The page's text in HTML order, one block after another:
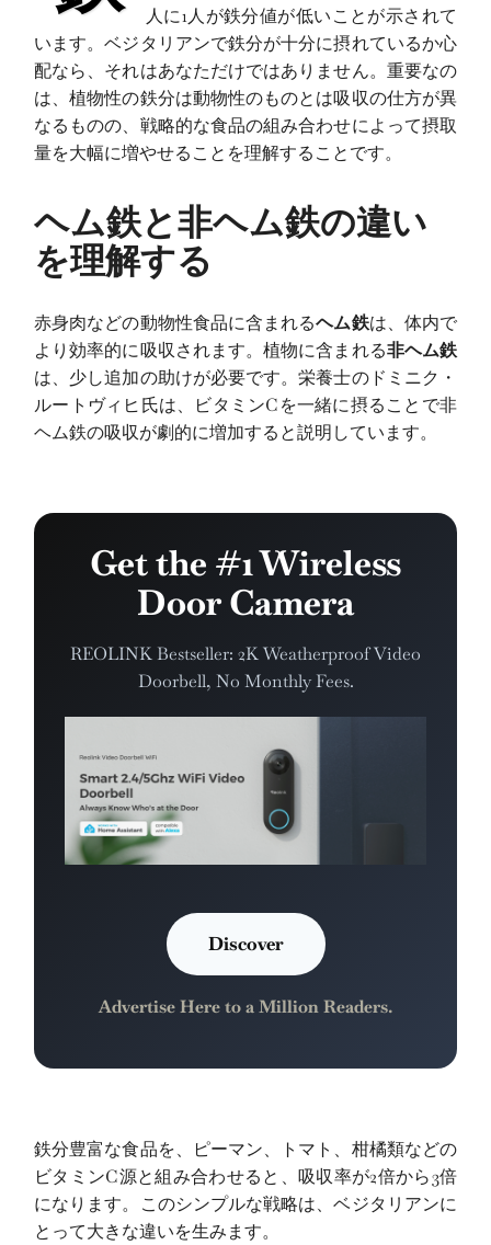
人に1人が鉄分値が低いことが示されて
います。ベジタリアンで鉄分が十分に摂れているか心
配なら、それはあなただけではありません。重要なの
は、植物性の鉄分は動物性のものとは吸収の仕方が異
なるものの、戦略的な食品の組み合わせによって摂取
量を大幅に増やせることを理解することです。
ヘム鉄と非ヘム鉄の違い
を理解する
赤身肉などの動物性食品に含まれるヘム鉄は、体内で
より効率的に吸収されます。植物に含まれる非ヘム鉄
は、少し追加の助けが必要です。栄養士のドミニク・
ルートヴィヒ氏は、ビタミンCを一緒に摂ることで非
ヘム鉄の吸収が劇的に増加すると説明しています。
Get the #1 Wireless
Door Camera
REOLINK Bestseller: 2K Weatherproof Video
Doorbell, No Monthly Fees.
Discover
Advertise Here to a Million Readers.
鉄分豊富な食品を、ピーマン、トマト、柑橘類などの
ビタミンC源と組み合わせると、吸収率が2倍から3倍
になります。このシンプルな戦略は、ベジタリアンに
とって大きな違いを生みます。